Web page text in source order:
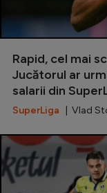
Rapid, cel mai
Jucătorul ar
salarii din
SuperLiga | Vlad